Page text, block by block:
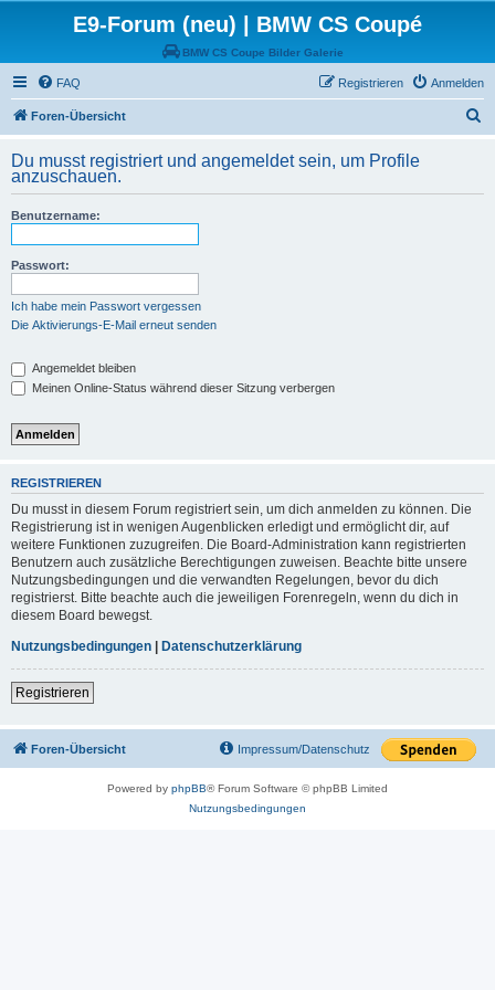
E9-Forum (neu) | BMW CS Coupé
BMW CS Coupe Bilder Galerie
FAQ Anmelden
Registrieren
Foren-Übersicht
h
Du musst registriert und angemeldet sein, um Profile
anzuschauen.
Benutzername:
Passwort:
Ich habe mein Passwort vergessen
Die Aktivierungs-E-Mail erneut senden
Angemeldet bleiben
Meinen Online-Status während dieser Sitzung verbergen
REGISTRIEREN
Du musst in diesem Forum registriert sein, um dich anmelden zu können. Die
Registrierung ist in wenigen Augenblicken erledigt und ermöglicht dir, auf
weitere Funktionen zuzugreifen. Die Board-Administration kann registrierten
Benutzern auch zusätzliche Berechtigungen zuweisen. Beachte bitte unsere
Nutzungsbedingungen und die verwandten Regelungen, bevor du dich
registrierst. Bitte beachte auch die jeweiligen Forenregeln, wenn du dich in
diesem Board bewegst.
Nutzungsbedingungen | Datenschutzerklärung
Registrieren
Foren-Übersicht Impressum/Datenschutz
Powered by phpBB® Forum Software © phpBB Limited
Nutzungsbedingungen